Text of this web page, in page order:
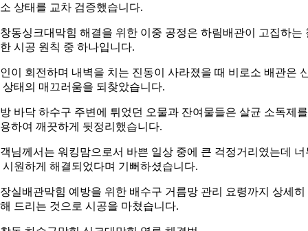
상태를 교차 검증했습니다.
동싱크대막힘 해결을 위한 이중 공정은 하림배관이 고집하는
시공 원칙 중 하나입니다.
이 회전하며 내벽을 치는 진동이 사라졌을 때 비로소 배관은
상태의 매끄러움을 되찾았습니다.
바닥 하수구 주변에 튀었던 오물과 잔여물들은 살균 소독제를
하여 깨끗하게 뒷정리했습니다.
님께서는 워킹맘으로서 바쁜 일상 중에 큰 걱정거리였는데 너
시원하게 해결되었다며 기뻐하셨습니다.
실배관막힘 예방을 위한 배수구 거름망 관리 요령까지 상세히
드리는 것으로 시공을 마쳤습니다.